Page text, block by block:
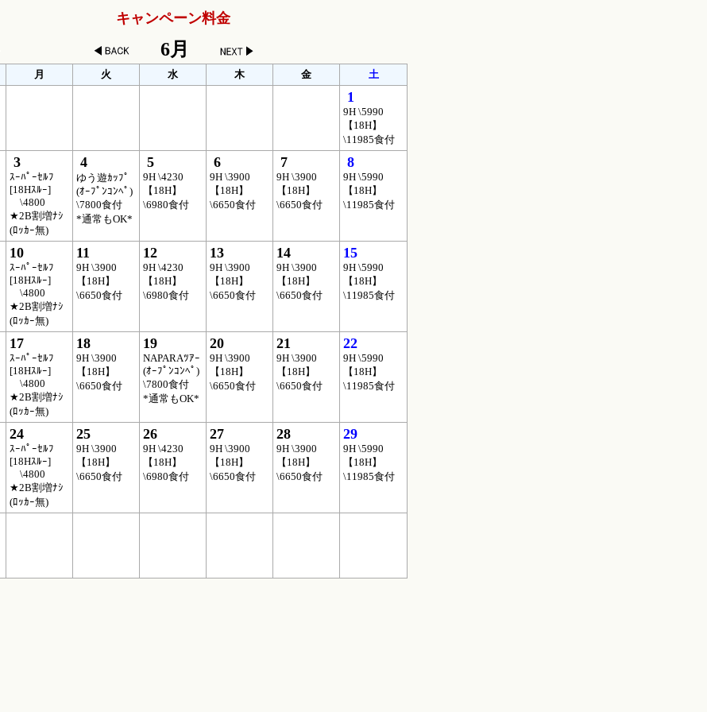
キャンペーン料金
6月
月 火 水 木 金 土
1
9H \5990
【18H】
\11985食付
3
ｽｰﾊﾟｰｾﾙﾌ
[18Hｽﾙｰ]
\4800
★2B割増ﾅｼ
(ﾛｯｶｰ無)
4
ゆう遊ｶｯﾌﾟ
(ｵｰﾌﾟﾝｺﾝﾍﾟ)
\7800食付
*通常もOK*
5
9H \4230
【18H】
\6980食付
6
9H \3900
【18H】
\6650食付
7
9H \3900
【18H】
\6650食付
8
9H \5990
【18H】
\11985食付
10
ｽｰﾊﾟｰｾﾙﾌ
[18Hｽﾙｰ]
\4800
★2B割増ﾅｼ
(ﾛｯｶｰ無)
11
9H \3900
【18H】
\6650食付
12
9H \4230
【18H】
\6980食付
13
9H \3900
【18H】
\6650食付
14
9H \3900
【18H】
\6650食付
15
9H \5990
【18H】
\11985食付
17
ｽｰﾊﾟｰｾﾙﾌ
[18Hｽﾙｰ]
\4800
★2B割増ﾅｼ
(ﾛｯｶｰ無)
18
9H \3900
【18H】
\6650食付
19
NAPARAﾂｱｰ
(ｵｰﾌﾟﾝｺﾝﾍﾟ)
\7800食付
*通常もOK*
20
9H \3900
【18H】
\6650食付
21
9H \3900
【18H】
\6650食付
22
9H \5990
【18H】
\11985食付
24
ｽｰﾊﾟｰｾﾙﾌ
[18Hｽﾙｰ]
\4800
★2B割増ﾅｼ
(ﾛｯｶｰ無)
25
9H \3900
【18H】
\6650食付
26
9H \4230
【18H】
\6980食付
27
9H \3900
【18H】
\6650食付
28
9H \3900
【18H】
\6650食付
29
9H \5990
【18H】
\11985食付